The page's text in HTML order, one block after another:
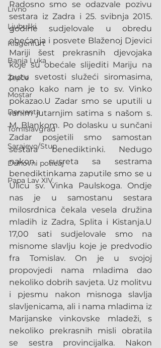
Livno
Ljubuški
Klagenfurt
Banja Luka
Žepče
Mostar
Derventa
Tomislavgrad
Sarajevo/Stup
Duhovni poticaj
Papa Lav XIV.
Radosno smo se odazvale pozivu
sestara iz Zadra i 25. svibnja 2015.
godine sudjelovale u obredu
obećanja i posvete Blaženoj Djevici
Mariji šest prekrasnih djevojaka
koje su obećale slijediti Mariju na
putu svetosti služeći siromasima,
onako kako nam je to sv. Vinko
pokazao.U Zadar smo se uputili u
ranim jutarnjim satima s našom s.
M. Blankom. Po dolasku u sunčani
Zadar posjetili smo samostan
sestara benediktinki. Nedugo
nakon susreta sa sestrama
benediktinkama zaputile smo se u
Ulicu sv. Vinka Paulskoga. Ondje
nas je u samostanu sestara
milosrdnica čekala vesela družina
mladih iz Zadra, Splita i Kistanja.U
17,00 sati sudjelovale smo na
misnome slavlju koje je predvodio
fra Tomislav. On je u svojoj
propovjedi nama mladima dao
nekoliko dobrih savjeta. Uz molitvu
i pjesmu nakon misnoga slavlja
slavljenicama, ali i nama mladima iz
Marijanske vinkovske mladeži, s
nekoliko prekrasnih misli obratila
se sestra provincijalka. Nakon